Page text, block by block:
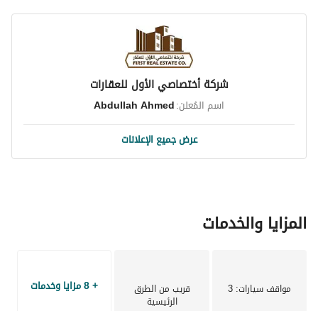
شركة أختصاصي الأول للعقارات
اسم المُعلن:Abdullah Ahmed
عرض جميع الإعلانات
المزايا والخدمات
مواقف سيارات: 3 قريب من الطرق
الرئيسية
+ 8 مزايا وخدمات